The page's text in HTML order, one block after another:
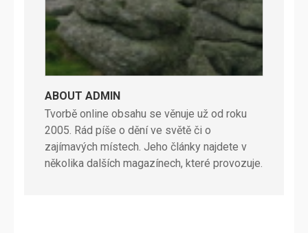
ABOUT ADMIN
Tvorbě online obsahu se věnuje už od roku
2005. Rád píše o dění ve světě či o
zajímavých místech. Jeho články najdete v
několika dalších magazínech, které provozuje.